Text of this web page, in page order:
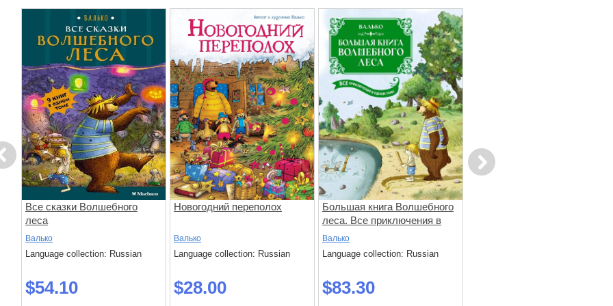
Все сказки Волшебного
леса
Валько
Language collection: Russian
$54.10
Новогодний переполох
Валько
Language collection: Russian
$28.00
Большая книга Волшебного
леса. Все приключения в
одном томе с цветными
иллюстрациями
Валько
Language collection: Russian
$83.30
Next